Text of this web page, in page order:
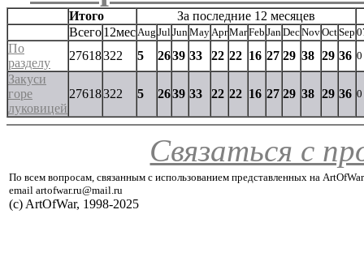
Итого
За последние 12 месяцев
Всего12мес Aug Jul Jun May AprMarFeb Jan DecNovOctSep
По
разделу
27618322 5 2639 33 22 22 16 27 29 38 29 36 0
Закуси
горе
луковицей
27618322 5 2639 33 22 22 16 27 29 38 29 36 0
Связаться с
По всем вопросам, связанным с использованием представленных на
email artofwar.ru@mail.ru
(с) ArtOfWar, 1998-2025